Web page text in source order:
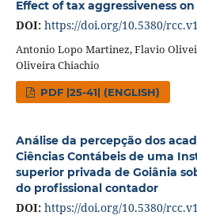
Effect of tax aggressiveness
DOI: https://doi.org/10.5380/
Antonio Lopo Martinez, Flavio
Oliveira Chiachio
PDF |25-41| (ENGLISH)
Análise da percepção dos
Ciências Contábeis de uma
superior privada de Goiânia
do profissional contador
DOI: https://doi.org/10.5380/